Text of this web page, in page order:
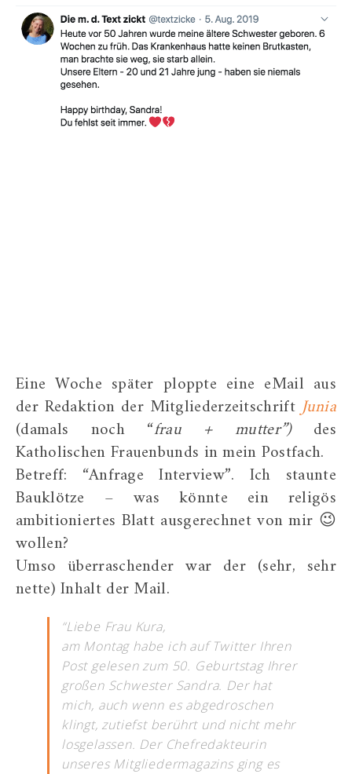
Eine Woche später ploppte eine eMail aus
der Redaktion der MitgliederzeitschriftJunia
(damals noch “frau + mutter”)des
Katholischen Frauenbunds in mein Postfach.
Betreff: “Anfrage Interview”. Ich staunte
Bauklötze – was könnte ein religös
ambitioniertes Blatt ausgerechnet von mir 😉
wollen?
Umso überraschender war der (sehr, sehr
nette) Inhalt der Mail.
“Liebe Frau Kura,
am Montag habe ich auf Twitter Ihren
Post gelesen zum 50. Geburtstag Ihrer
großen Schwester Sandra. Der hat
mich, auch wenn es abgedroschen
klingt, zutiefst berührt und nicht mehr
losgelassen. Der Chefredakteurin
unseres Mitgliedermagazins ging es